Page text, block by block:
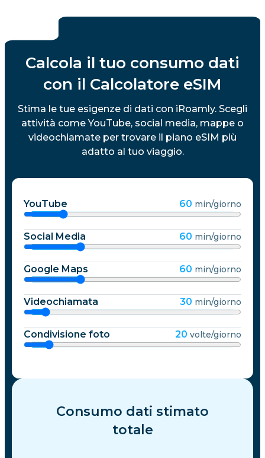
Calcola il tuo consumo dati
con il Calcolatore eSIM
Stima le tue esigenze di dati con iRoamly. Scegli
attività come YouTube, social media, mappe o
videochiamate per trovare il piano eSIM più
adatto al tuo viaggio.
YouTube 60 min/giorno
Social Media 60 min/giorno
Google Maps 60 min/giorno
Videochiamata 30 min/giorno
Condivisione foto 20 volte/giorno
Consumo dati stimato
totale